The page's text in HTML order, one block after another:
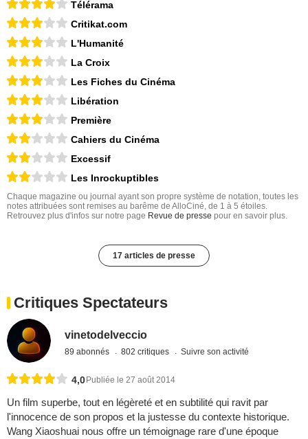
Télérama
Critikat.com
L'Humanité
La Croix
Les Fiches du Cinéma
Libération
Première
Cahiers du Cinéma
Excessif
Les Inrockuptibles
Chaque magazine ou journal ayant son propre système de notation, toutes les
notes attribuées sont remises au barême de AlloCiné, de 1 à 5 étoiles.
Retrouvez plus d'infos sur notre page Revue de presse pour en savoir plus.
17 articles de presse
Critiques Spectateurs
vinetodelveccio
89 abonnés 802 critiques Suivre son activité
4,0 Publiée le 27 août 2014
Un film superbe, tout en légèreté et en subtilité qui ravit par
l'innocence de son propos et la justesse du contexte historique.
Wang Xiaoshuai nous offre un témoignage rare d'une époque